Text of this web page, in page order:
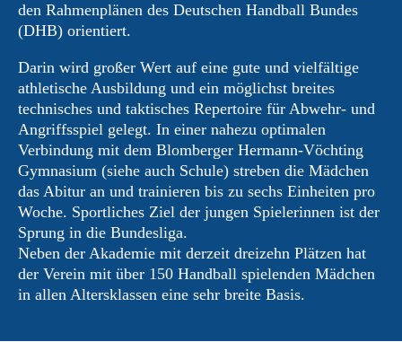
den Rahmenplänen des Deutschen Handball Bundes
(DHB) orientiert.
Darin wird großer Wert auf eine gute und vielfältige
athletische Ausbildung und ein möglichst breites
technisches und taktisches Repertoire für Abwehr- und
Angriffsspiel gelegt. In einer nahezu optimalen
Verbindung mit dem Blomberger Hermann-Vöchting
Gymnasium (siehe auch Schule) streben die Mädchen
das Abitur an und trainieren bis zu sechs Einheiten pro
Woche. Sportliches Ziel der jungen Spielerinnen ist der
Sprung in die Bundesliga.
Neben der Akademie mit derzeit dreizehn Plätzen hat
der Verein mit über 150 Handball spielenden Mädchen
in allen Altersklassen eine sehr breite Basis.